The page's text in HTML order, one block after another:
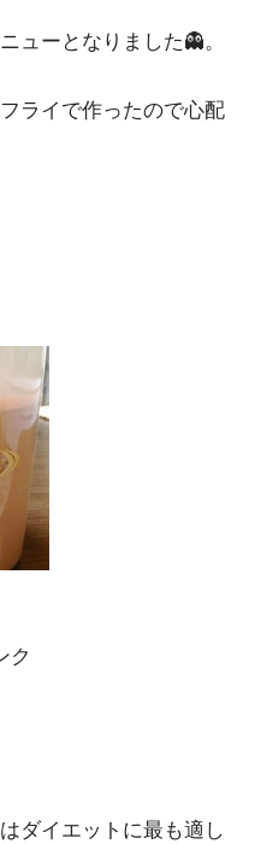
ューとなりました👻。
ライで作ったので心配
ク
はダイエットに最も適し